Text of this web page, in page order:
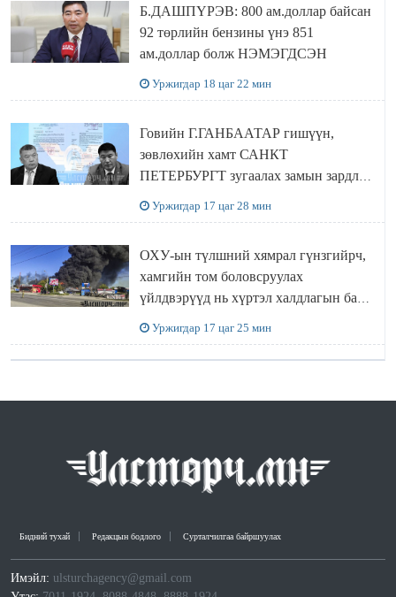
Б.ДАШПҮРЭВ: 800 ам.доллар байсан
92 төрлийн бензины үнэ 851
ам.доллар болж НЭМЭГДСЭН
Уржигдар 18 цаг 22 мин
Говийн Г.ГАНБААТАР гишүүн,
зөвлөхийн хамт САНКТ
ПЕТЕРБУРГТ зугаалах замын зардлаа
Уржигдар 17 цаг 28 мин
ОХУ-ын түлшний хямрал гүнзгийрч,
хамгийн том боловсруулах
үйлдвэрүүд нь хүртэл халдлагын бай
Уржигдар 17 цаг 25 мин
Бидний тухай Редакцын бодлого Сурталчилгаа байршуулах
Имэйл: ulsturchagency@gmail.com